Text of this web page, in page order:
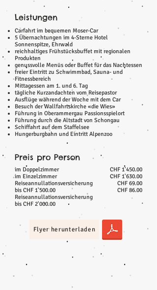
Leistungen
Carfahrt im bequemen Moser-Car
5 Übernachtungen im 4-Sterne Hotel
Sonnenspitze, Ehrwald
reichhaltiges Frühstücksbuffet mit regionalen
Produkten
genussvolle Menüs oder Buffet für das Nachtessen
freier Eintritt zu Schwimmbad, Sauna- und
Fitnessbereich
Mittagessen am 1. und 6. Tag
tägliche Kurzandachten vom Reisepastor
Ausflüge während der Woche mit dem Car
Besuch der Wallfahrtskirche «die Wies»
Führung in Oberammergau Passionsspielort
Führung durch die Altstadt von Schongau
Schiffahrt auf dem Staffelsee
Hungerburgbahn und Eintritt Alpenzoo
Preis pro Person
im Doppelzimmer
im Einzelzimmer
Reiseannullationsversicherung
bis CHF 1'500.00
Reiseannullationsversicherung
bis CHF 2'000.00
CHF 1'450.00
CHF 1'630.00
CHF 69.00
CHF 86.00
Flyer herunterladen